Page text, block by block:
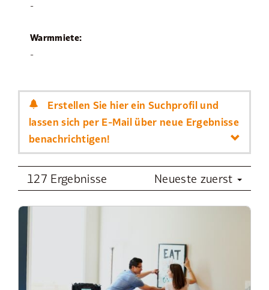
-
Warmmiete:
-
Erstellen Sie hier ein Suchprofil und
lassen sich per E-Mail über neue Ergebnisse
benachrichtigen!
127 Ergebnisse Neueste zuerst